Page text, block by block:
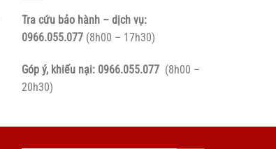
Tra cứu bảo hành – dịch vụ:
0966.055.077(8h00 – 17h30)
Góp ý, khiếu nại: 0966.055.077 (8h00 –
20h30)